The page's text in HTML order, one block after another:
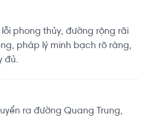
phong thủy, đường rộng rãi
pháp lý minh bạch rõ ràng,
đủ.
ra đường Quang Trung,